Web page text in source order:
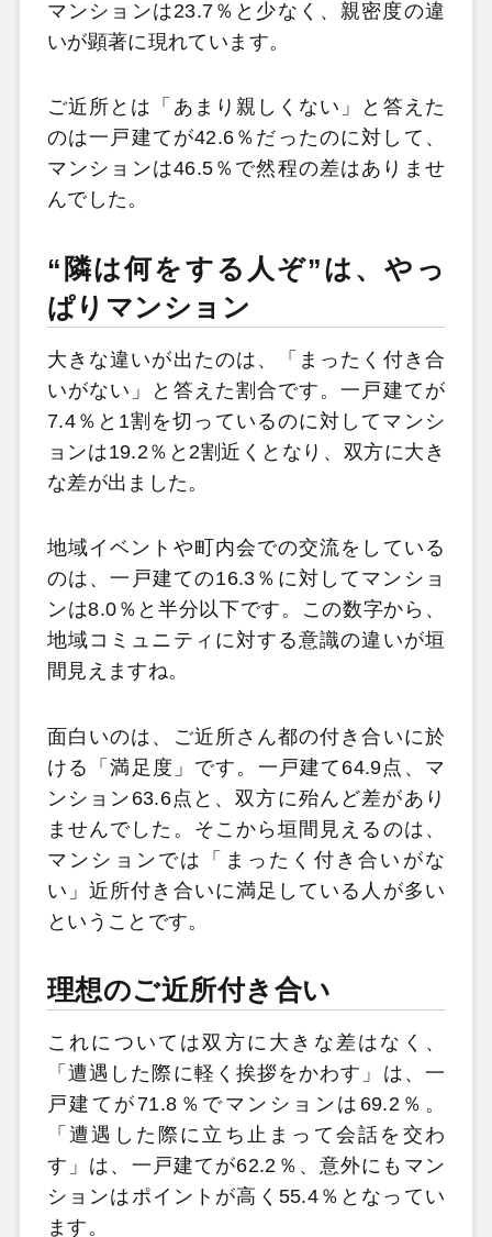
マンションは23.7％と少なく、親密度の違
いが顕著に現れています。
ご近所とは「あまり親しくない」と答えた
のは一戸建てが42.6％だったのに対して、
マンションは46.5％で然程の差はありませ
んでした。
“隣は何をする人ぞ”は、やっ
ぱりマンション
大きな違いが出たのは、「まったく付き合
いがない」と答えた割合です。一戸建てが
7.4％と1割を切っているのに対してマンシ
ョンは19.2％と2割近くとなり、双方に大き
な差が出ました。
地域イベントや町内会での交流をしている
のは、一戸建ての16.3％に対してマンショ
ンは8.0％と半分以下です。この数字から、
地域コミュニティに対する意識の違いが垣
間見えますね。
面白いのは、ご近所さん都の付き合いに於
ける「満足度」です。一戸建て64.9点、マ
ンション63.6点と、双方に殆んど差があり
ませんでした。そこから垣間見えるのは、
マンションでは「まったく付き合いがな
い」近所付き合いに満足している人が多い
ということです。
理想のご近所付き合い
これについては双方に大きな差はなく、
「遭遇した際に軽く挨拶をかわす」は、一
戸建てが71.8％でマンションは69.2％。
「遭遇した際に立ち止まって会話を交わ
す」は、一戸建てが62.2％、意外にもマン
ションはポイントが高く55.4％となってい
ます。